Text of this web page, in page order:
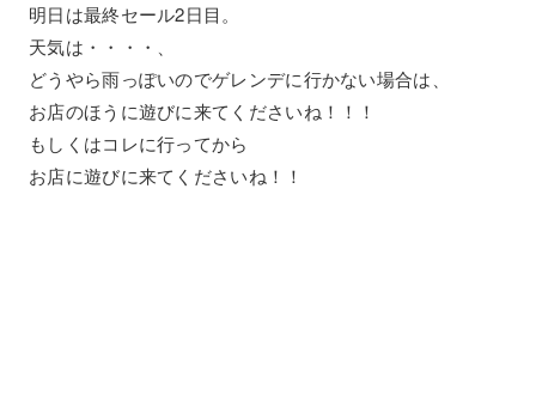
明日は最終セール2日目。
天気は・・・・、
どうやら雨っぽいのでゲレンデに行かない場合は、
お店のほうに遊びに来てくださいね！！！
もしくはコレに行ってから
お店に遊びに来てくださいね！！